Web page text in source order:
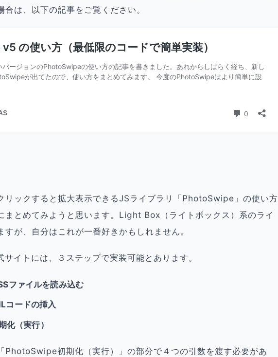
合は、以下の記事をご覧ください。
リックすると拡大表示できるJSライブラリ「PhotoSwipe」の使い方
まとめてみようと思います。Light Box（ライトボックス）系のライ
すが、自分はこれが一番好きかもしれません。
イトには、３ステップで実装可能とあります。
ファイルを読み込む
コードの挿入
（実行）
PhotoSwipe初期化（実行）」の部分で４つの引数を渡す必要があ